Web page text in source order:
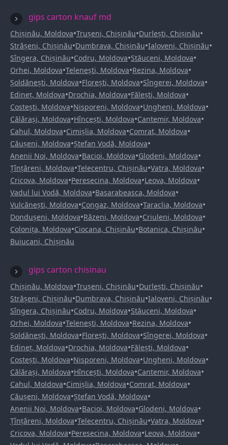
gips carton knauf md
Chișinău, Moldova•Trușeni, Chișinău•Durlești, Chișinău•
Strășeni, Chișinău•Dumbrava, Chișinău•Ialoveni, Chișinău•
Sîngera, Chișinău•Codru, Moldova•Stăuceni, Moldova•
Orhei, Moldova•Telenești, Moldova•Rezina, Moldova•
Șoldănești, Moldova•Florești, Moldova•Sîngerei, Moldova•
Edineț, Moldova•Drochia, Moldova•Fălești, Moldova•
Costești, Moldova•Nisporeni, Moldova•Ungheni, Moldova•
Călărași, Moldova•Hîncești, Moldova•Cantemir, Moldova•
Cahul, Moldova•Cimișlia, Moldova•Comrat, Moldova•
Căușeni, Moldova•Ștefan Vodă, Moldova•
Anenii Noi, Moldova•Bacioi, Moldova•Glodeni, Moldova•
Țînțăreni, Moldova•Telecentru, Chișinău•Vatra, Moldova•
Cricova, Moldova•Peresecina, Moldova•Leova, Moldova•
Vadul lui Vodă, Moldova•Basarabeasca, Moldova•
Vulcănești, Moldova•Congaz, Moldova•Taraclia, Moldova•
Dondușeni, Moldova•Răzeni, Moldova•Criuleni, Moldova•
Colonița, Moldova•Ciocana, Chișinău•Botanica, Chișinău•
Buiucani, Chișinău
gips carton chisinau
Chișinău, Moldova•Trușeni, Chișinău•Durlești, Chișinău•
Strășeni, Chișinău•Dumbrava, Chișinău•Ialoveni, Chișinău•
Sîngera, Chișinău•Codru, Moldova•Stăuceni, Moldova•
Orhei, Moldova•Telenești, Moldova•Rezina, Moldova•
Șoldănești, Moldova•Florești, Moldova•Sîngerei, Moldova•
Edineț, Moldova•Drochia, Moldova•Fălești, Moldova•
Costești, Moldova•Nisporeni, Moldova•Ungheni, Moldova•
Călărași, Moldova•Hîncești, Moldova•Cantemir, Moldova•
Cahul, Moldova•Cimișlia, Moldova•Comrat, Moldova•
Căușeni, Moldova•Ștefan Vodă, Moldova•
Anenii Noi, Moldova•Bacioi, Moldova•Glodeni, Moldova•
Țînțăreni, Moldova•Telecentru, Chișinău•Vatra, Moldova•
Cricova, Moldova•Peresecina, Moldova•Leova, Moldova•